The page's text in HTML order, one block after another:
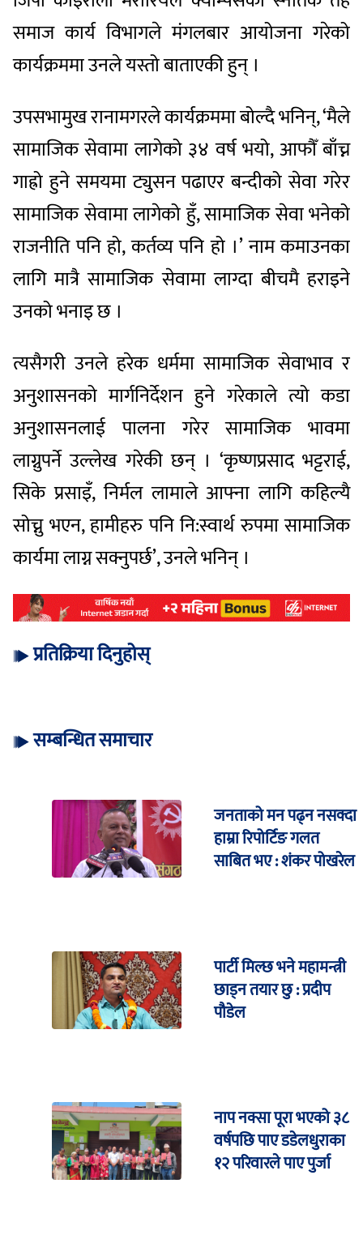
समाज कार्य विभागले मंगलबार आयोजना गरेको
कार्यक्रममा उनले यस्तो बाताएकी हुन् ।
उपसभामुख रानामगरले कार्यक्रममा बोल्दै भनिन्, ‘मैले
सामाजिक सेवामा लागेको ३४ वर्ष भयो, आफौँ बाँच्न
गाह्रो हुने समयमा ट्युसन पढाएर बन्दीको सेवा गरेर
सामाजिक सेवामा लागेको हुँ, सामाजिक सेवा भनेको
राजनीति पनि हो, कर्तव्य पनि हो ।’ नाम कमाउनका
लागि मात्रै सामाजिक सेवामा लाग्दा बीचमै हराइने
उनको भनाइ छ ।
त्यसैगरी उनले हरेक धर्ममा सामाजिक सेवाभाव र
अनुशासनको मार्गनिर्देशन हुने गरेकाले त्यो कडा
अनुशासनलाई पालना गरेर सामाजिक भावमा
लाग्नुपर्ने उल्लेख गरेकी छन् । ‘कृष्णप्रसाद भट्टराई,
सिके प्रसाइँ, निर्मल लामाले आफ्ना लागि कहिल्यै
सोच्नु भएन, हामीहरु पनि नि:स्वार्थ रुपमा सामाजिक
कार्यमा लाग्न सक्नुपर्छ’, उनले भनिन् ।
प्रतिक्रिया दिनुहोस्
सम्बन्धित समाचार
जनताको मन पढ्न नसक्दा
हाम्रा रिपोर्टिङ गलत
साबित भए : शंकर पोखरेल
पार्टी मिल्छ भने महामन्त्री
छाड्न तयार छु : प्रदीप
पौडेल
नाप नक्सा पूरा भएको ३८
वर्षपछि पाए डडेलधुराका
१२ परिवारले पाए पुर्जा